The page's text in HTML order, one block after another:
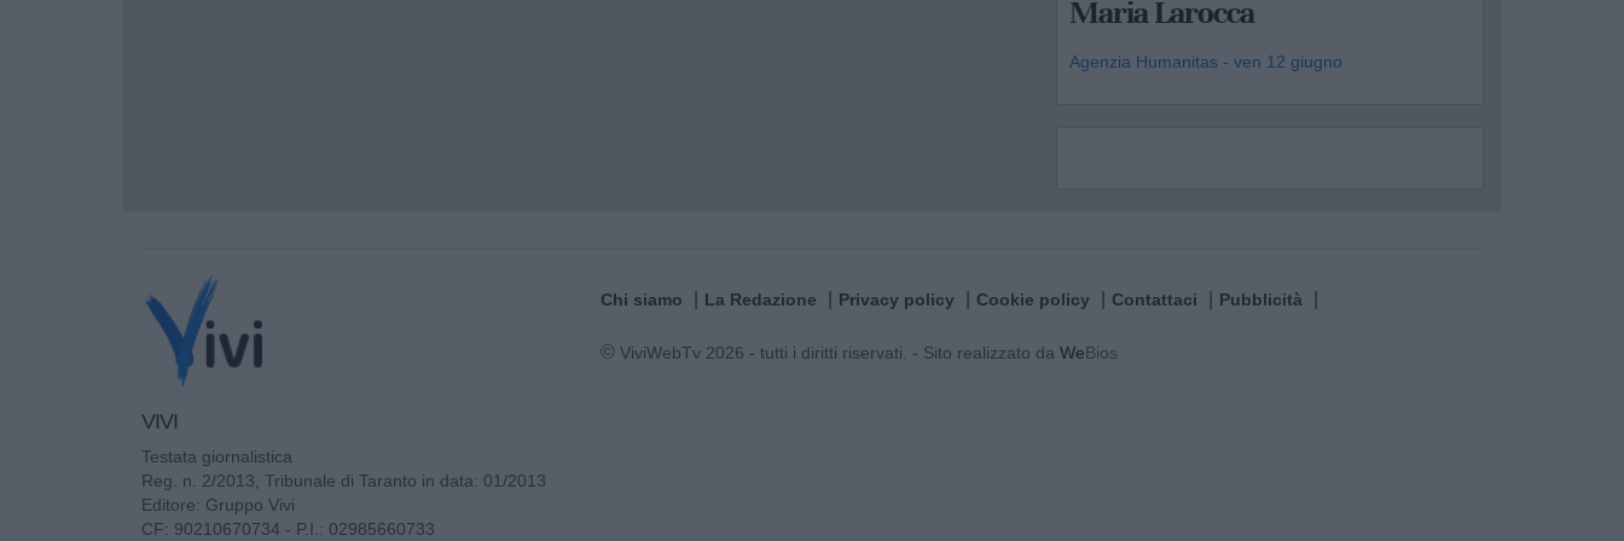
Maria Larocca
Agenzia Humanitas - ven 12 giugno
VIVI
Testata giornalistica
Reg. n. 2/2013, Tribunale di Taranto in data: 01/2013
Editore: Gruppo Vivi
CF: 90210670734 - P.I.: 02985660733
Chi siamo La Redazione Privacy policy Cookie policy Contattaci Pubblicità
© ViviWebTv 2026 - tutti i diritti riservati. - Sito realizzato da WeBios